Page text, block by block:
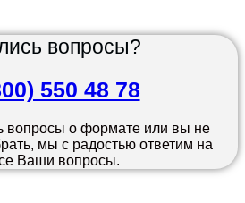
вопросы?
550 48 78
вопросы о формате или вы не
мы с радостью ответим на
Ваши вопросы.